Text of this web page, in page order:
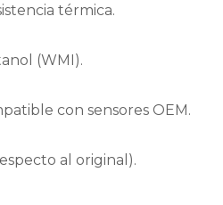
térmica.
(WMI).
con sensores OEM.
al original).